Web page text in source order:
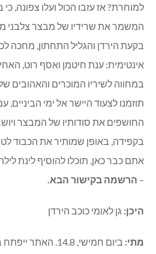
למוחרת? אז עזבו הכול ועלו צפונה, כי
המשמר את שרידיו של מבצר צלבני
בקעת הירדן והגליל התחתון, מחכה
אינטימית: ענת חיטמן ואסף רוט,
במחווה לשיריו המוכרים והאהובים
תוזמנו לצעוד היישר אל ימי הביניים,
החושפים את סודותיו של המבצר
בקפידה, באופן שמותיר את הכבוד
אתם כבר כאן, תוכלו להוסיף לינת
– הרשמה בקישור הבא.
היכן: גן לאומי כוכב הירדן
מתי: